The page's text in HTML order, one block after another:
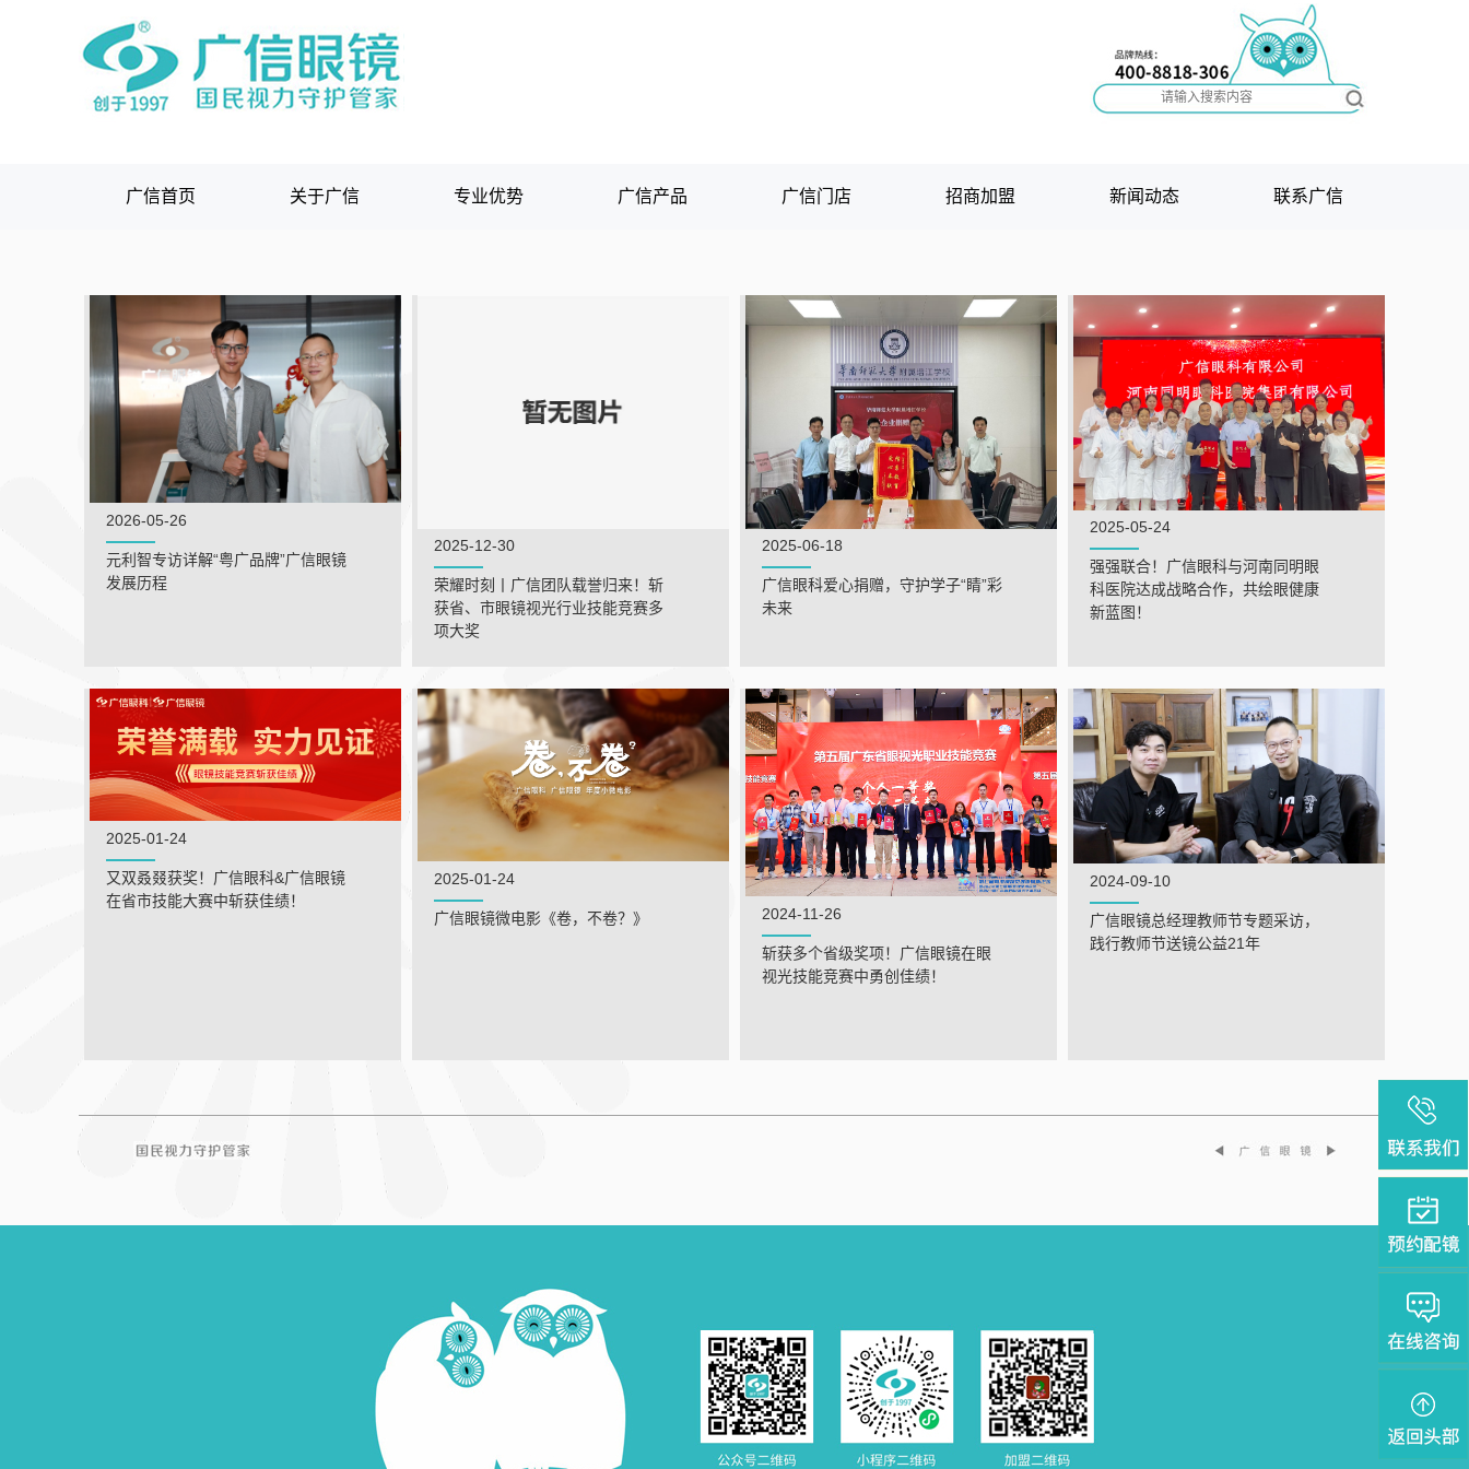
广信首页 关于广信 专业优势 广信产品 广信门店 招商加盟 新闻动态 联系广信
2026-05-26
元利智专访详解“粤广品牌”广信眼镜
发展历程
2025-12-30
荣耀时刻丨广信团队载誉归来！斩
获省、市眼镜视光行业技能竞赛多
项大奖
2025-06-18
广信眼科爱心捐赠，守护学子“睛”彩
未来
2025-05-24
强强联合！广信眼科与河南同明眼
科医院达成战略合作，共绘眼健康
新蓝图！
2025-01-24
又双叒叕获奖！广信眼科&广信眼镜
在省市技能大赛中斩获佳绩！
2025-01-24
广信眼镜微电影《卷，不卷？》 2024-11-26
斩获多个省级奖项！广信眼镜在眼
视光技能竞赛中勇创佳绩！
2024-09-10
广信眼镜总经理教师节专题采访，
践行教师节送镜公益21年